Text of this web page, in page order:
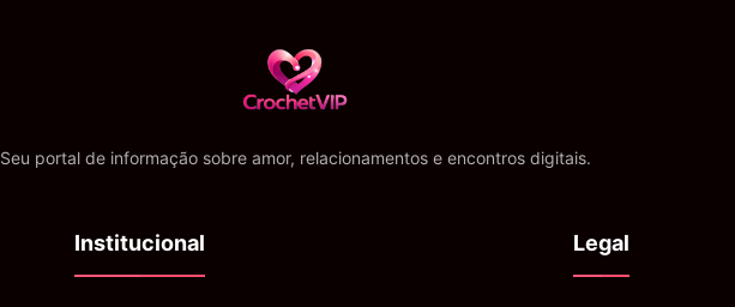
Seu portal de informação sobre amor, relacionamentos e encontros digitais.
Institucional Legal